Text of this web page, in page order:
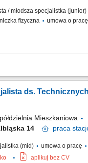
/ młodsza specjalistka
fizyczna
umowa o
Diagnozowanie
i konserwacji zgodnie z
oraz utrzymywanie
ds.
Mieszkaniowa
14
praca
(mid) umowa o pracę
aplikuj bez CV